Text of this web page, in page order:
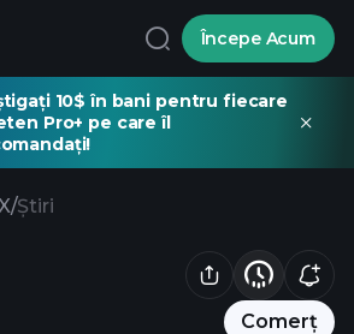
Începe Acum
10$ în bani pentru fiecare
Pro+ pe care îl
/Știri
Comerț